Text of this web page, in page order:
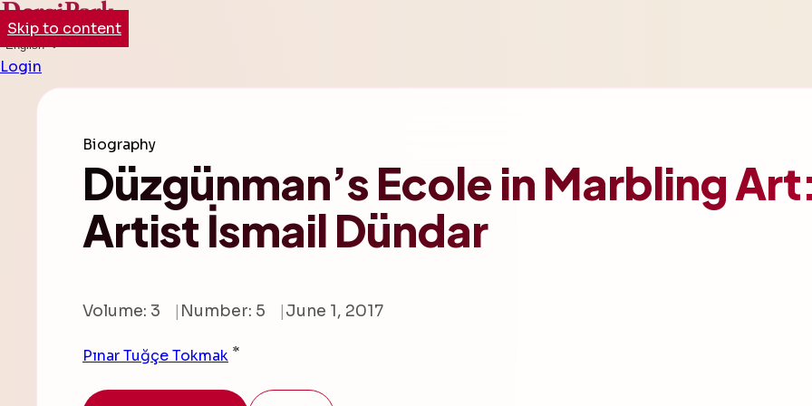
English
Login
Biography
Düzgünman’s Ecole in Marbling
Artist İsmail Dündar
Volume: 3 Number: 5 June 1, 2017
Pınar Tuğçe Tokmak *
Skip to content